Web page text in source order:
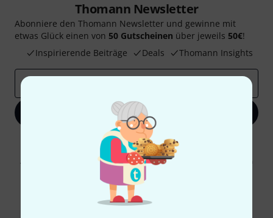
Thomann Newsletter
Abonniere den Thomann Newsletter und gewinne mit
etwas Glück einen von 50 Gutscheinen über jeweils 50€!
Inspirierende Beiträge
Deals Thomann Insights
Jetzt anmelden
Mit Klick auf „Jetzt anmelden“ stimmen Sie dem Erhalt von E-Mail-
Werbung und einer Messung des E-Mail-Nutzungsverhaltens zu. Die
Abmeldung ist jederzeit möglich. Weitere Informationen finden Sie in
Datenschutzhinweisen
* Pflichtfeld